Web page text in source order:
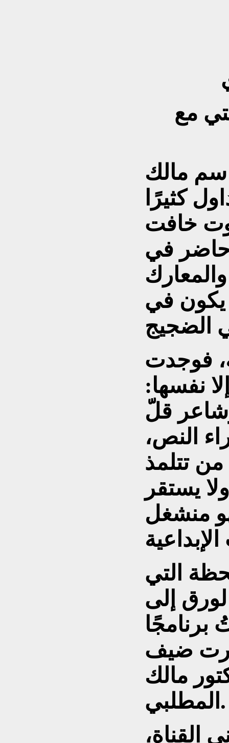
مع
مالك
كثيرًا
خافت
حاضر في
يكون في
فوجدت
نفسها:
قلّ
النص،
تتلمذ
يستقر
منشغل
التي
إلى
برنامجًا
ضيف
مالك
المطلبي.
القناة،